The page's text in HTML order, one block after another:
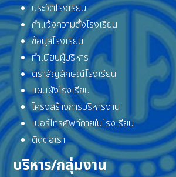
ประวัติโรงเรียน
คำแจ้งความตั้งโรงเรียน
ข้อมูลโรงเรียน
ทำเนียบผู้บริหาร
ตราสัญลักษณ์โรงเรียน
แผนผังโรงเรียน
โครงสร้างการบริหารงาน
เบอร์โทรศัพท์ภายในโรงเรียน
ติดต่อเรา
บริหาร/กลุ่มงาน